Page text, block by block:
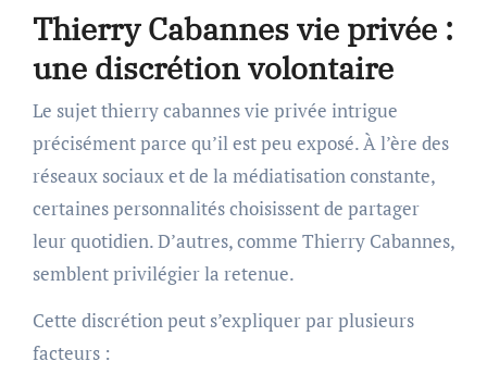
Thierry Cabannes vie privée :
une discrétion volontaire
Le sujet thierry cabannes vie privée intrigue
précisément parce qu’il est peu exposé. À l’ère des
réseaux sociaux et de la médiatisation constante,
certaines personnalités choisissent de partager
leur quotidien. D’autres, comme Thierry Cabannes,
semblent privilégier la retenue.
Cette discrétion peut s’expliquer par plusieurs
facteurs :